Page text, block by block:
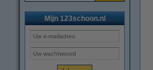
Mijn 123schoon.nl